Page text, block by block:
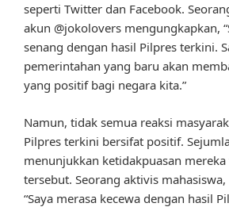
seperti Twitter dan Facebook.
akun @jokolovers mengungkapkan,
senang dengan hasil Pilpres terkini.
pemerintahan yang baru akan
yang positif bagi negara kita.”
Namun, tidak semua reaksi
Pilpres terkini bersifat positif.
menunjukkan ketidakpuasan
tersebut. Seorang aktivis
“Saya merasa kecewa dengan hasil